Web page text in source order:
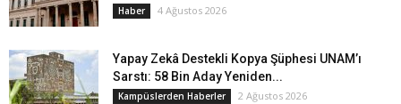
Haber 4 Ağustos 2026
Yapay Zekâ Destekli Kopya Şüphesi UNAM’ı
Sarstı: 58 Bin Aday Yeniden...
Kampüslerden Haberler 2 Ağustos 2026